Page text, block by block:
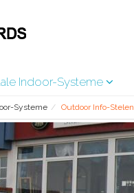
Indoor-Systeme
Systeme Outdoor Info-Stelen